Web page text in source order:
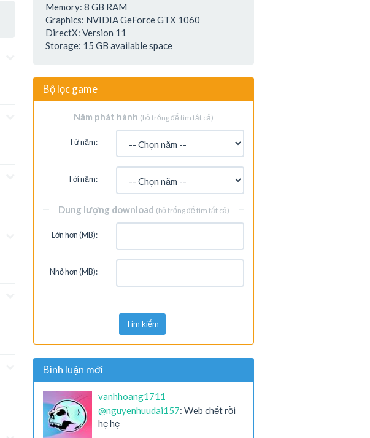
Memory: 8 GB RAM
Graphics: NVIDIA GeForce GTX 1060
DirectX: Version 11
Storage: 15 GB available space
Bộ lọc game
Năm phát hành (bỏ trống để tìm tất cả)
Từ năm:
Tới năm:
Dung lượng download (bỏ trống để tìm tất cả)
Lớn hơn (MB):
Nhỏ hơn (MB):
Tìm kiếm
Bình luận mới
vanhhoang1711
@nguyenhuudai157: Web chết rồi
hẹ hẹ